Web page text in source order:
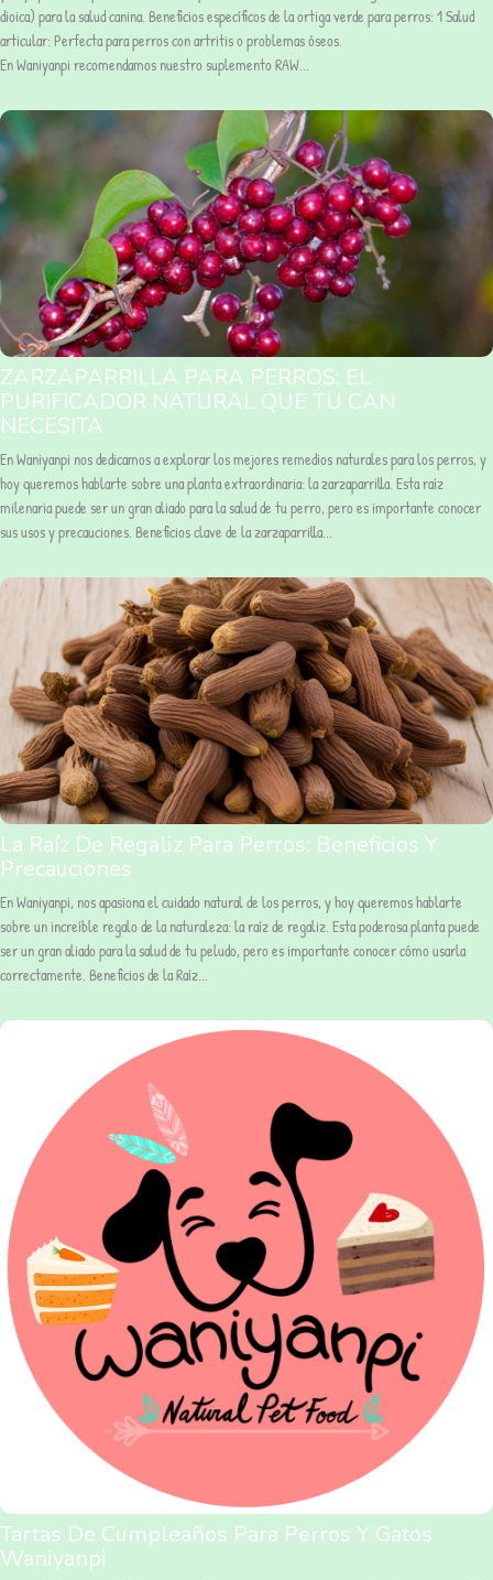
dioica) para la salud canina. Beneficios específicos de la ortiga verde para perros: 1️ Salud
articular: Perfecta para perros con artritis o problemas óseos.
En Waniyanpi recomendamos nuestro suplemento RAW...
ZARZAPARRILLA PARA PERROS: EL
PURIFICADOR NATURAL QUE TU CAN
NECESITA
En Waniyanpi nos dedicamos a explorar los mejores remedios naturales para los perros, y
hoy queremos hablarte sobre una planta extraordinaria: la zarzaparrilla. Esta raíz
milenaria puede ser un gran aliado para la salud de tu perro, pero es importante conocer
sus usos y precauciones. Beneficios clave de la zarzaparrilla...
La Raíz De Regaliz Para Perros: Beneficios Y
Precauciones
En Waniyanpi, nos apasiona el cuidado natural de los perros, y hoy queremos hablarte
sobre un increíble regalo de la naturaleza: la raíz de regaliz. Esta poderosa planta puede
ser un gran aliado para la salud de tu peludo, pero es importante conocer cómo usarla
correctamente. Beneficios de la Raíz...
Tartas De Cumpleaños Para Perros Y Gatos
Waniyanpi